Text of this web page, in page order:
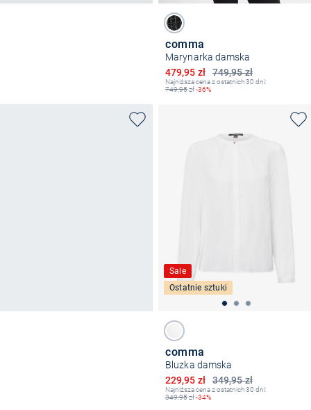
comma
Marynarka damska
749,95 zł
Obniżona cena
479,95 zł
Najniższa cena z ostatnich 30 dni:
749,95zł-36%
Sale
Ostatnie sztuki
comma
Bluzka damska
349,95 zł
Obniżona cena
229,95 zł
Najniższa cena z ostatnich 30 dni:
349,95zł-34%